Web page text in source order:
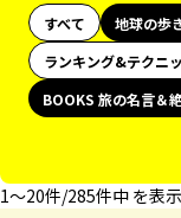
すべて 地球の歩
ランキング&テクニ
BOOKS 旅の名言＆
1〜20件/285件中 を表示